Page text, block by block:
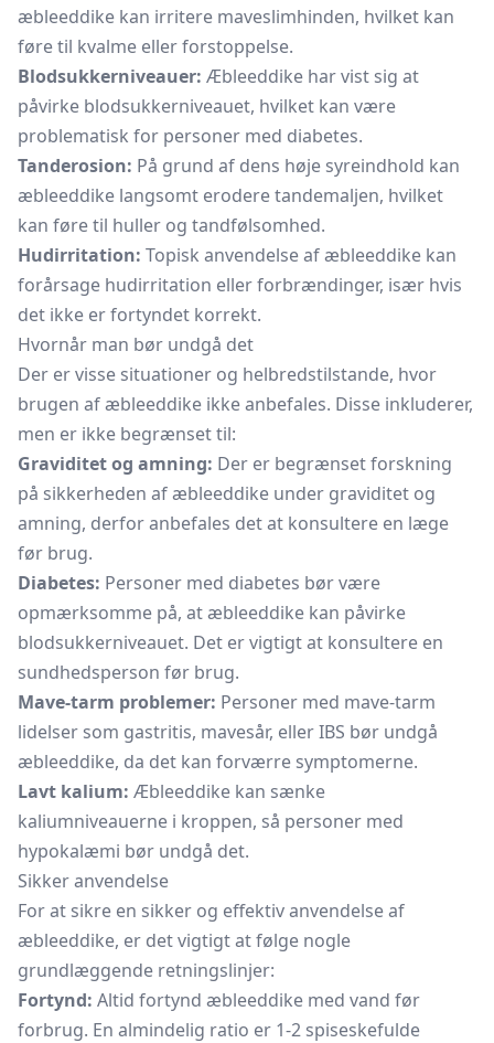
æbleeddike kan irritere maveslimhinden, hvilket kan
føre til kvalme eller forstoppelse.
Blodsukkerniveauer: Æbleeddike har vist sig at
påvirke blodsukkerniveauet, hvilket kan være
problematisk for personer med diabetes.
Tanderosion: På grund af dens høje syreindhold kan
æbleeddike langsomt erodere tandemaljen, hvilket
kan føre til huller og tandfølsomhed.
Hudirritation: Topisk anvendelse af æbleeddike kan
forårsage hudirritation eller forbrændinger, især hvis
det ikke er fortyndet korrekt.
Hvornår man bør undgå det
Der er visse situationer og helbredstilstande, hvor
brugen af æbleeddike ikke anbefales. Disse inkluderer,
men er ikke begrænset til:
Graviditet og amning: Der er begrænset forskning
på sikkerheden af æbleeddike under graviditet og
amning, derfor anbefales det at konsultere en læge
før brug.
Diabetes: Personer med diabetes bør være
opmærksomme på, at æbleeddike kan påvirke
blodsukkerniveauet. Det er vigtigt at konsultere en
sundhedsperson før brug.
Mave-tarm problemer: Personer med mave-tarm
lidelser som gastritis, mavesår, eller IBS bør undgå
æbleeddike, da det kan forværre symptomerne.
Lavt kalium: Æbleeddike kan sænke
kaliumniveauerne i kroppen, så personer med
hypokalæmi bør undgå det.
Sikker anvendelse
For at sikre en sikker og effektiv anvendelse af
æbleeddike, er det vigtigt at følge nogle
grundlæggende retningslinjer:
Fortynd: Altid fortynd æbleeddike med vand før
forbrug. En almindelig ratio er 1-2 spiseskefulde